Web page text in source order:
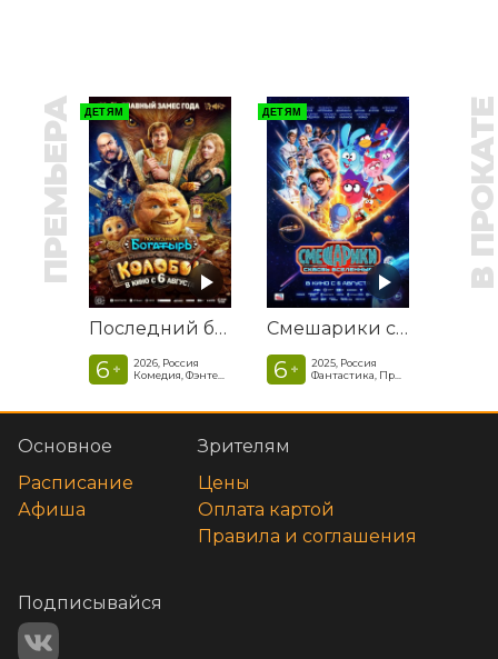
ПРЕМЬЕРА ДЕТЯМ
Последний богатырь. Колобок
6 +
2026, Россия
ДЕТЯМ
Смешарики сквозь вселенные
6 +
2025, Россия
В
Основное
Расписание
Афиша
Зрителям
Цены
Оплата картой
Правила и соглашения
Подписывайся